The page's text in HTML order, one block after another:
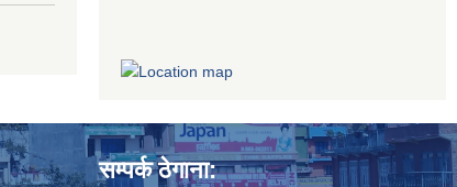
सम्पर्क ठेगाना: